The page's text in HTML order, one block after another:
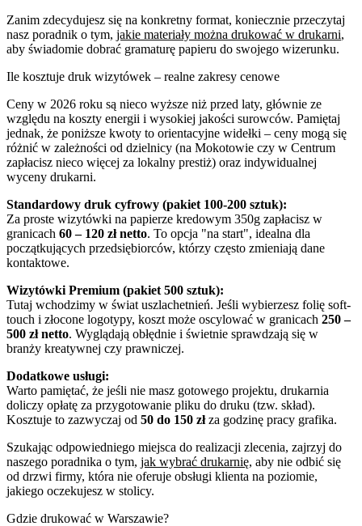
Zanim zdecydujesz się na konkretny format, koniecznie przeczytaj
nasz poradnik o tym, jakie materiały można drukować w drukarni,
aby świadomie dobrać gramaturę papieru do swojego wizerunku.
Ile kosztuje druk wizytówek – realne zakresy cenowe
Ceny w 2026 roku są nieco wyższe niż przed laty, głównie ze
względu na koszty energii i wysokiej jakości surowców. Pamiętaj
jednak, że poniższe kwoty to orientacyjne widełki – ceny mogą się
różnić w zależności od dzielnicy (na Mokotowie czy w Centrum
zapłacisz nieco więcej za lokalny prestiż) oraz indywidualnej
wyceny drukarni.
Standardowy druk cyfrowy (pakiet 100-200 sztuk):
Za proste wizytówki na papierze kredowym 350g zapłacisz w
granicach 60 – 120 zł netto. To opcja "na start", idealna dla
początkujących przedsiębiorców, którzy często zmieniają dane
kontaktowe.
Wizytówki Premium (pakiet 500 sztuk):
Tutaj wchodzimy w świat uszlachetnień. Jeśli wybierzesz folię soft-
touch i złocone logotypy, koszt może oscylować w granicach 250 –
500 zł netto. Wyglądają obłędnie i świetnie sprawdzają się w
branży kreatywnej czy prawniczej.
Dodatkowe usługi:
Warto pamiętać, że jeśli nie masz gotowego projektu, drukarnia
doliczy opłatę za przygotowanie pliku do druku (tzw. skład).
Kosztuje to zazwyczaj od 50 do 150 złza godzinę pracy grafika.
Szukając odpowiedniego miejsca do realizacji zlecenia, zajrzyj do
naszego poradnika o tym, jak wybrać drukarnię, aby nie odbić się
od drzwi firmy, która nie oferuje obsługi klienta na poziomie,
jakiego oczekujesz w stolicy.
Gdzie drukować w Warszawie?